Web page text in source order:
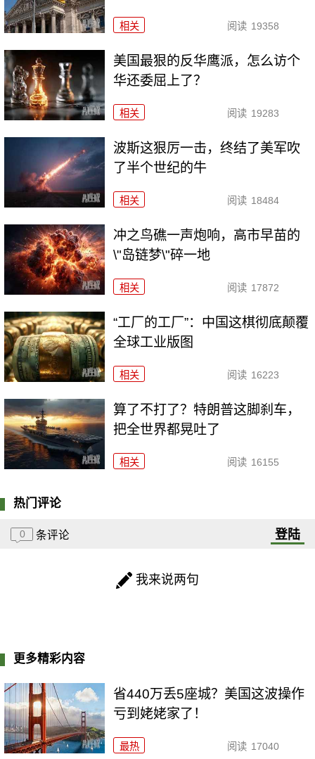
相关 阅读 19358
美国最狠的反华鹰派，怎么访个
华还委屈上了？
相关 阅读 19283
波斯这狠厉一击，终结了美军吹
了半个世纪的牛
相关 阅读 18484
冲之鸟礁一声炮响，高市早苗的
\"岛链梦\"碎一地
相关 阅读 17872
“工厂的工厂”：中国这棋彻底颠覆
全球工业版图
相关 阅读 16223
算了不打了？特朗普这脚刹车，
把全世界都晃吐了
相关 阅读 16155
热门评论
0 条评论 登陆
我来说两句
更多精彩内容
省440万丢5座城？美国这波操作
亏到姥姥家了！
最热 阅读 17040